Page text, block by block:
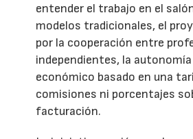
entender el trabajo en el
modelos tradicionales, el
por la cooperación entre
independientes, la
económico basado en una
comisiones ni porcentajes
facturación.